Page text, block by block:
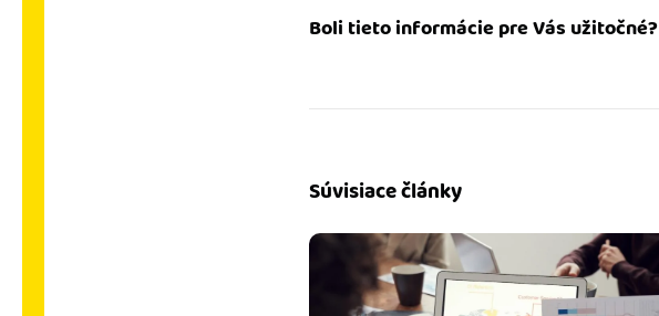
Boli tieto informácie pre Vás užitočné?
Súvisiace články